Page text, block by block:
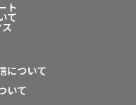
ト
て
について
いて